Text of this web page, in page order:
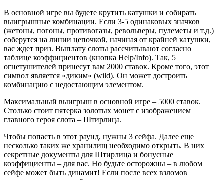
В основной игре вы будете крутить катушки и собирать
выигрышные комбинации. Если 3-5 одинаковых значков
(жетоны, погоны, противогазы, револьверы, пулеметы и т.д.)
соберутся на линии цепочкой, начиная от крайней катушки,
вас ждет приз. Выплату слоты рассчитывают согласно
таблице коэффициентов (кнопка Help/Info). Так, 5
огнетушителей принесут вам 2000 ставок. Кроме того, этот
символ является «диким» (wild). Он может достроить
комбинацию с недостающим элементом.
Максимальный выигрыш в основной игре – 5000 ставок.
Столько стоит пятерка золотых монет с изображением
главного героя слота – Штирлица.
Чтобы попасть в этот раунд, нужны 3 сейфа. Далее еще
несколько таких же хранилищ необходимо открыть. В них
секретные документы для Штирлица и бонусные
коэффициенты – для вас. Но будьте осторожны – в любом
сейфе может быть динамит! Если после всех взломов